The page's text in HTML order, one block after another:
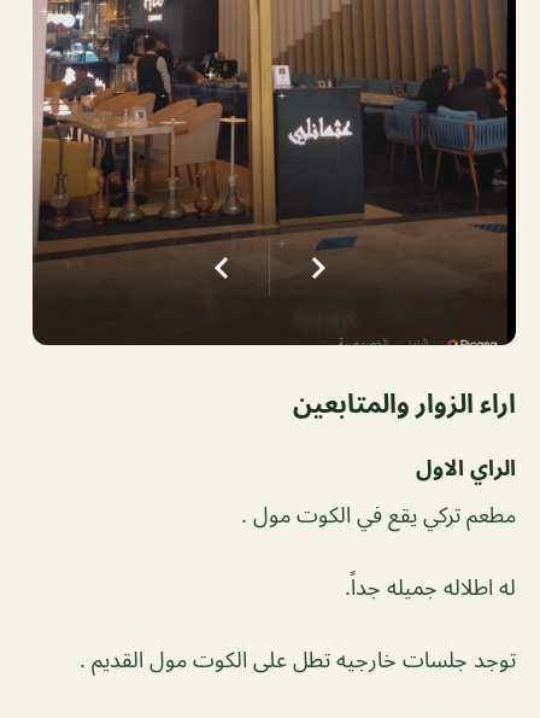
اراء الزوار والمتابعين
الراي الاول
مطعم تركي يقع في الكوت مول .
له اطلاله جميله جداً.
توجد جلسات خارجيه تطل على الكوت مول القديم .